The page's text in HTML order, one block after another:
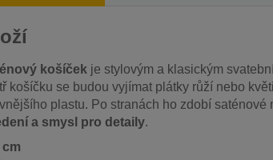
košíček je stylovým a klasickým
košíčku se budou vyjímat plátky růží nebo
plastu. Po stranách ho zdobí saténové
a smysl pro detaily.
cm